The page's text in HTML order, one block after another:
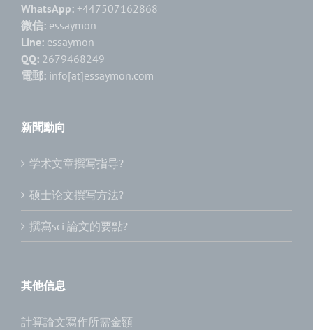
WhatsApp: +447507162868
微信: essaymon
Line: essaymon
QQ: 2679468249
電郵: info[at]essaymon.com
新聞動向
学术文章撰写指导?
硕士论文撰写方法?
撰寫sci 論文的要點?
其他信息
計算論文寫作所需金額